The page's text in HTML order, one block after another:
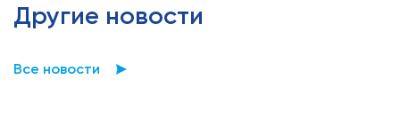
Другие новости
Все новости